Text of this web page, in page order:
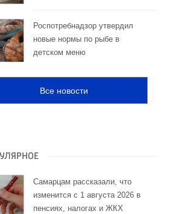
Роспотребнадзор утвердил
новые нормы по рыбе в
детском меню
Все новости
Самарцам рассказали, что
изменится с 1 августа 2026 в
пенсиях, налогах и ЖКХ